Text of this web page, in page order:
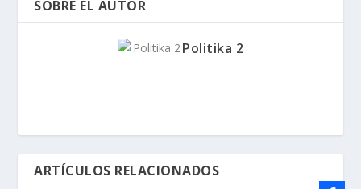
SOBRE EL AUTOR
Politika 2
ARTÍCULOS RELACIONADOS